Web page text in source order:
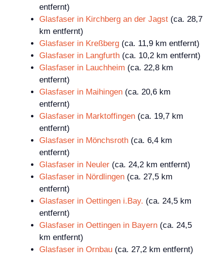
entfernt)
Glasfaser in Kirchberg an der Jagst (ca. 28,7
km entfernt)
Glasfaser in Kreßberg (ca. 11,9 km entfernt)
Glasfaser in Langfurth (ca. 10,2 km entfernt)
Glasfaser in Lauchheim (ca. 22,8 km
entfernt)
Glasfaser in Maihingen (ca. 20,6 km
entfernt)
Glasfaser in Marktoffingen (ca. 19,7 km
entfernt)
Glasfaser in Mönchsroth (ca. 6,4 km
entfernt)
Glasfaser in Neuler (ca. 24,2 km entfernt)
Glasfaser in Nördlingen (ca. 27,5 km
entfernt)
Glasfaser in Oettingen i.Bay. (ca. 24,5 km
entfernt)
Glasfaser in Oettingen in Bayern (ca. 24,5
km entfernt)
Glasfaser in Ornbau (ca. 27,2 km entfernt)